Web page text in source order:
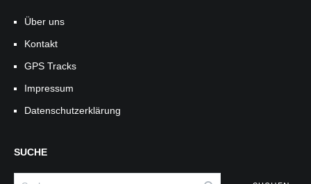
Über uns
Kontakt
GPS Tracks
Impressum
Datenschutzerklärung
SUCHE